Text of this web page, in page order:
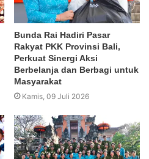
Bunda Rai Hadiri Pasar
Rakyat PKK Provinsi Bali,
Perkuat Sinergi Aksi
Berbelanja dan Berbagi untuk
Masyarakat
Kamis, 09 Juli 2026